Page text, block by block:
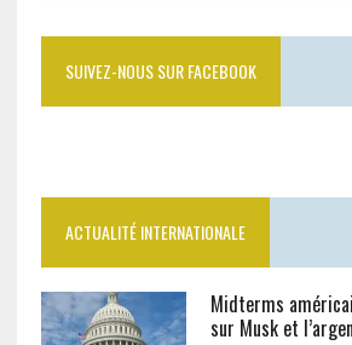
SUIVEZ-NOUS SUR FACEBOOK
ACTUALITÉ INTERNATIONALE
Midterms
sur Musk et